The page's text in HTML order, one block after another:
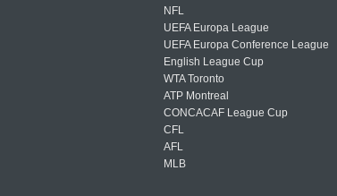
NFL
UEFA Europa League
UEFA Europa Conference League
English League Cup
WTA Toronto
ATP Montreal
CONCACAF League Cup
CFL
AFL
MLB